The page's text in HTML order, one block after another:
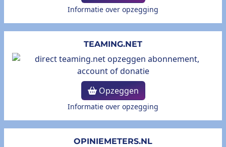
Informatie over opzegging
TEAMING.NET
Opzeggen
Informatie over opzegging
OPINIEMETERS.NL